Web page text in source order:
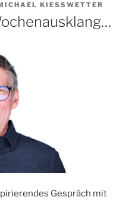
KIESSWETTER
Gespräch mit